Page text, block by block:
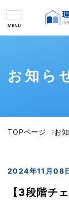
お知ら
TOPページ お
2024年11月08
【3段階チ